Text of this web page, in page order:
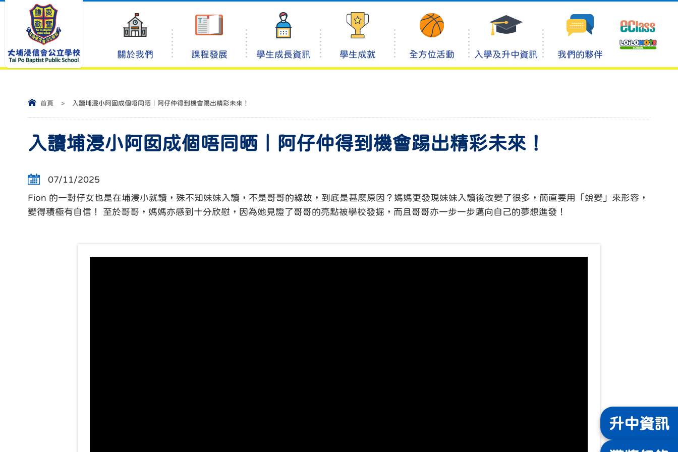
關於我們 課程發展 學生成長資訊 學生成就 全方位活動 入學及升中資訊 我們的夥伴
首頁 > 入讀埔浸小阿囡成個唔同晒｜阿仔仲得到機會踢出精彩未來！
入讀埔浸小阿囡成個唔同晒｜阿仔仲得到機會踢出精彩未來！
07/11/2025
Fion 的一對仔女也是在埔浸小就讀，殊不知妹妹入讀，不是哥哥的緣故，到底是甚麼原因？媽媽更發現妹妹入讀後改變了很多，簡直要用「蛻變」來形容，
變得積極有自信！ 至於哥哥，媽媽亦感到十分欣慰，因為她見證了哥哥的亮點被學校發掘，而且哥哥亦一步一步邁向自己的夢想進發！
升中資訊